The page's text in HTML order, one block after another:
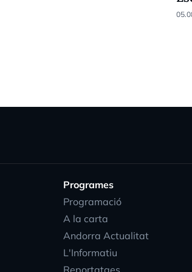
Programes
Programació
A la carta
Andorra Actualitat
L'Informatiu